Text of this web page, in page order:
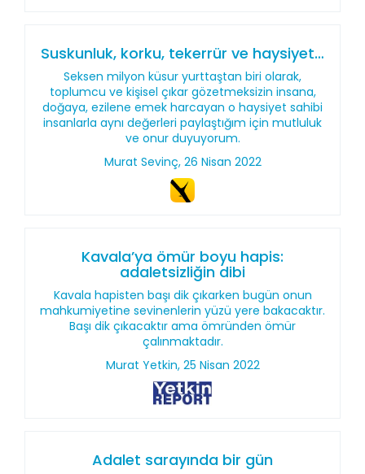
Suskunluk, korku, tekerrür ve haysiyet…
Seksen milyon küsur yurttaştan biri olarak,
toplumcu ve kişisel çıkar gözetmeksizin insana,
doğaya, ezilene emek harcayan o haysiyet sahibi
insanlarla aynı değerleri paylaştığım için mutluluk
ve onur duyuyorum.
Murat Sevinç, 26 Nisan 2022
Kavala’ya ömür boyu hapis:
adaletsizliğin dibi
Kavala hapisten başı dik çıkarken bugün onun
mahkumiyetine sevinenlerin yüzü yere bakacaktır.
Başı dik çıkacaktır ama ömründen ömür
çalınmaktadır.
Murat Yetkin, 25 Nisan 2022
Adalet sarayında bir gün